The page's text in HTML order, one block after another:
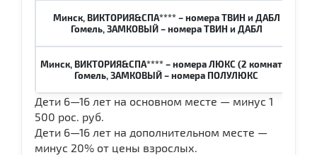
Минск, ВИКТОРИЯ&СПА**** – номера ТВИН и ДАБЛ
Гомель, ЗАМКОВЫЙ – номера ТВИН и ДАБЛ
Минск, ВИКТОРИЯ&СПА**** – номера ЛЮКС (2 комнаты)
Гомель, ЗАМКОВЫЙ – номера ПОЛУЛЮКС
Дети 6—16 лет на основном месте — минус 1
500 рос. руб.
Дети 6—16 лет на дополнительном месте —
минус 20% от цены взрослых.